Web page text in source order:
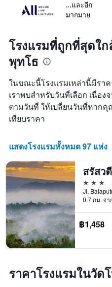
...และอีก
มากมาย
โรงแรมที่ถูกที่สุดใ
พุทโธ
ในขณะนี้โรงแรมเหล่านี้มีรา
เราพบสำหรับวันที่เลือก เนื่อ
ตามวันที่ ให้เปลี่ยนวันที่หาก
เทียบราคา
แสดงโรงแรมทั้งหมด 97 แห่ง
3 ดาว
0.7 กม. จา
฿1,458
ราคาโรงแรมในวัด